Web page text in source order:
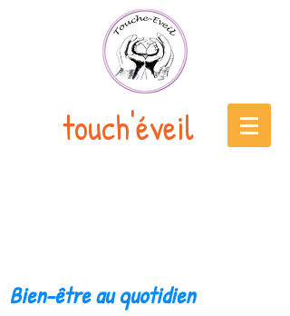
touch'éveil
Bien-être au quotidien